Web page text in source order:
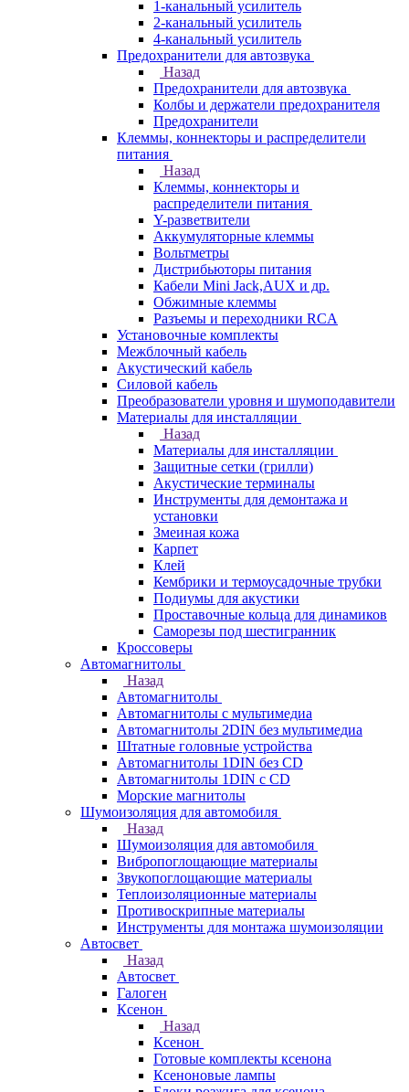
1-канальный усилитель
2-канальный усилитель
4-канальный усилитель
Предохранители для автозвука
Назад
Предохранители для автозвука
Колбы и держатели предохранителя
Предохранители
Клеммы, коннекторы и распределители
питания
Назад
Клеммы, коннекторы и
распределители питания
Y-разветвители
Аккумуляторные клеммы
Вольтметры
Дистрибьюторы питания
Кабели Mini Jack,AUX и др.
Обжимные клеммы
Разъемы и переходники RCA
Установочные комплекты
Межблочный кабель
Акустический кабель
Силовой кабель
Преобразователи уровня и шумоподавители
Материалы для инсталляции
Назад
Материалы для инсталляции
Защитные сетки (грилли)
Акустические терминалы
Инструменты для демонтажа и
установки
Змеиная кожа
Карпет
Клей
Кембрики и термоусадочные трубки
Подиумы для акустики
Проставочные кольца для динамиков
Саморезы под шестигранник
Кроссоверы
Автомагнитолы
Назад
Автомагнитолы
Автомагнитолы с мультимедиа
Автомагнитолы 2DIN без мультимедиа
Штатные головные устройства
Автомагнитолы 1DIN без CD
Автомагнитолы 1DIN с CD
Морские магнитолы
Шумоизоляция для автомобиля
Назад
Шумоизоляция для автомобиля
Вибропоглощающие материалы
Звукопоглощающие материалы
Теплоизоляционные материалы
Противоскрипные материалы
Инструменты для монтажа шумоизоляции
Автосвет
Назад
Автосвет
Галоген
Ксенон
Назад
Ксенон
Готовые комплекты ксенона
Ксеноновые лампы